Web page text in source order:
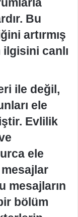
Bu
artırmış
canlı
ile değil,
ele
Evlilik
ele
mesajların
bölüm